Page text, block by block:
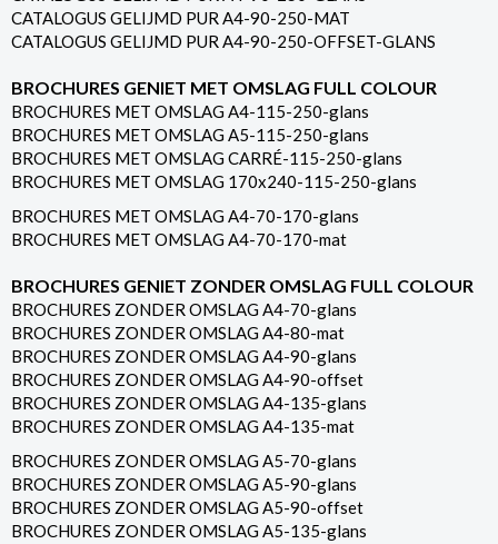
CATALOGUS GELIJMD PUR A4-90-250-MAT
CATALOGUS GELIJMD PUR A4-90-250-OFFSET-GLANS
BROCHURES GENIET MET OMSLAG FULL COLOUR
BROCHURES MET OMSLAG A4-115-250-glans
BROCHURES MET OMSLAG A5-115-250-glans
BROCHURES MET OMSLAG CARRÉ-115-250-glans
BROCHURES MET OMSLAG 170x240-115-250-glans
BROCHURES MET OMSLAG A4-70-170-glans
BROCHURES MET OMSLAG A4-70-170-mat
BROCHURES GENIET ZONDER OMSLAG FULL COLOUR
BROCHURES ZONDER OMSLAG A4-70-glans
BROCHURES ZONDER OMSLAG A4-80-mat
BROCHURES ZONDER OMSLAG A4-90-glans
BROCHURES ZONDER OMSLAG A4-90-offset
BROCHURES ZONDER OMSLAG A4-135-glans
BROCHURES ZONDER OMSLAG A4-135-mat
BROCHURES ZONDER OMSLAG A5-70-glans
BROCHURES ZONDER OMSLAG A5-90-glans
BROCHURES ZONDER OMSLAG A5-90-offset
BROCHURES ZONDER OMSLAG A5-135-glans